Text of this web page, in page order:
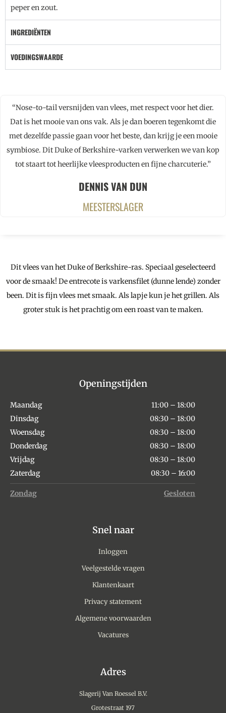
peper en zout.
INGREDIËNTEN
VOEDINGSWAARDE
“Nose-to-tail versnijden van vlees, met respect voor het dier.
Dat is het mooie van ons vak. Als je dan boeren tegenkomt die
met dezelfde passie gaan voor het beste, dan krijg je een mooie
symbiose. Dit Duke of Berkshire-varken verwerken we van kop
tot staart tot heerlijke vleesproducten en fijne charcuterie.”
DENNIS VAN DUN
MEESTERSLAGER
Dit vlees van het Duke of Berkshire-ras. Speciaal geselecteerd
voor de smaak! De entrecote is varkensfilet (dunne lende) zonder
been. Dit is fijn vlees met smaak. Als lapje kun je het grillen. Als
groter stuk is het prachtig om een roast van te maken.
Openingstijden
Maandag
11:00 – 18:00
Dinsdag
08:30 – 18:00
Woensdag
08:30 – 18:00
Donderdag
08:30 – 18:00
Vrijdag
08:30 – 18:00
Zaterdag
08:30 – 16:00
Zondag Gesloten
Snel naar
Inloggen
Veelgestelde vragen
Klantenkaart
Privacy statement
Algemene voorwaarden
Vacatures
Adres
Slagerij Van Roessel B.V.
Grotestraat 197